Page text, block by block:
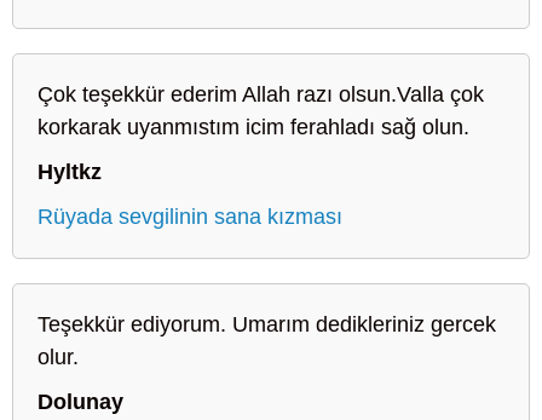
Çok teşekkür ederim Allah razı olsun.Valla çok
korkarak uyanmıstım icim ferahladı sağ olun.
Hyltkz
Rüyada sevgilinin sana kızması
Teşekkür ediyorum. Umarım dedikleriniz gercek
olur.
Dolunay